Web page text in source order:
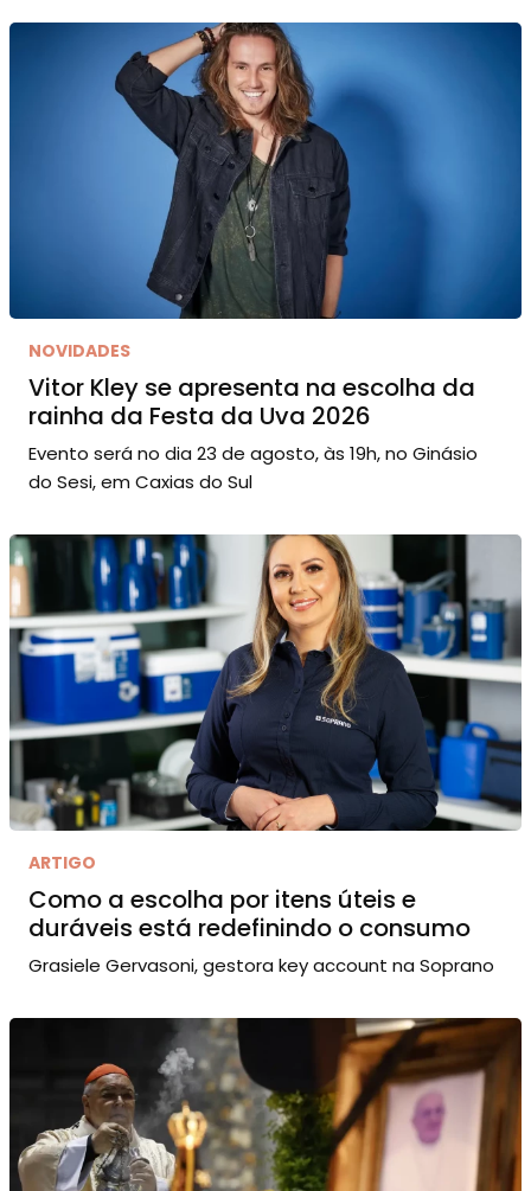
NOVIDADES
Vitor Kley se apresenta na escolha da
rainha da Festa da Uva 2026
Evento será no dia 23 de agosto, às 19h, no Ginásio
do Sesi, em Caxias do Sul
ARTIGO
Como a escolha por itens úteis e
duráveis está redefinindo o consumo
Grasiele Gervasoni, gestora key account na Soprano